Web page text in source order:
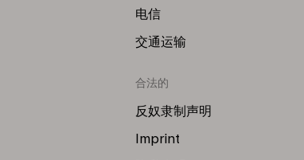
电信
交通运输
合法的
反奴隶制声明
Imprint